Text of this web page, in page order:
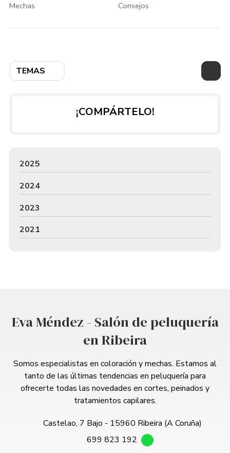
TEMAS
Mechas Consejos
¡COMPÁRTELO!
2025
2024
2023
2021
Eva Méndez - Salón de peluquería
en Ribeira
Somos especialistas en coloración y mechas. Estamos al
tanto de las últimas tendencias en peluquería para
ofrecerte todas las novedades en cortes, peinados y
tratamientos capilares.
Castelao, 7 Bajo - 15960 Ribeira (A Coruña)
699 823 192